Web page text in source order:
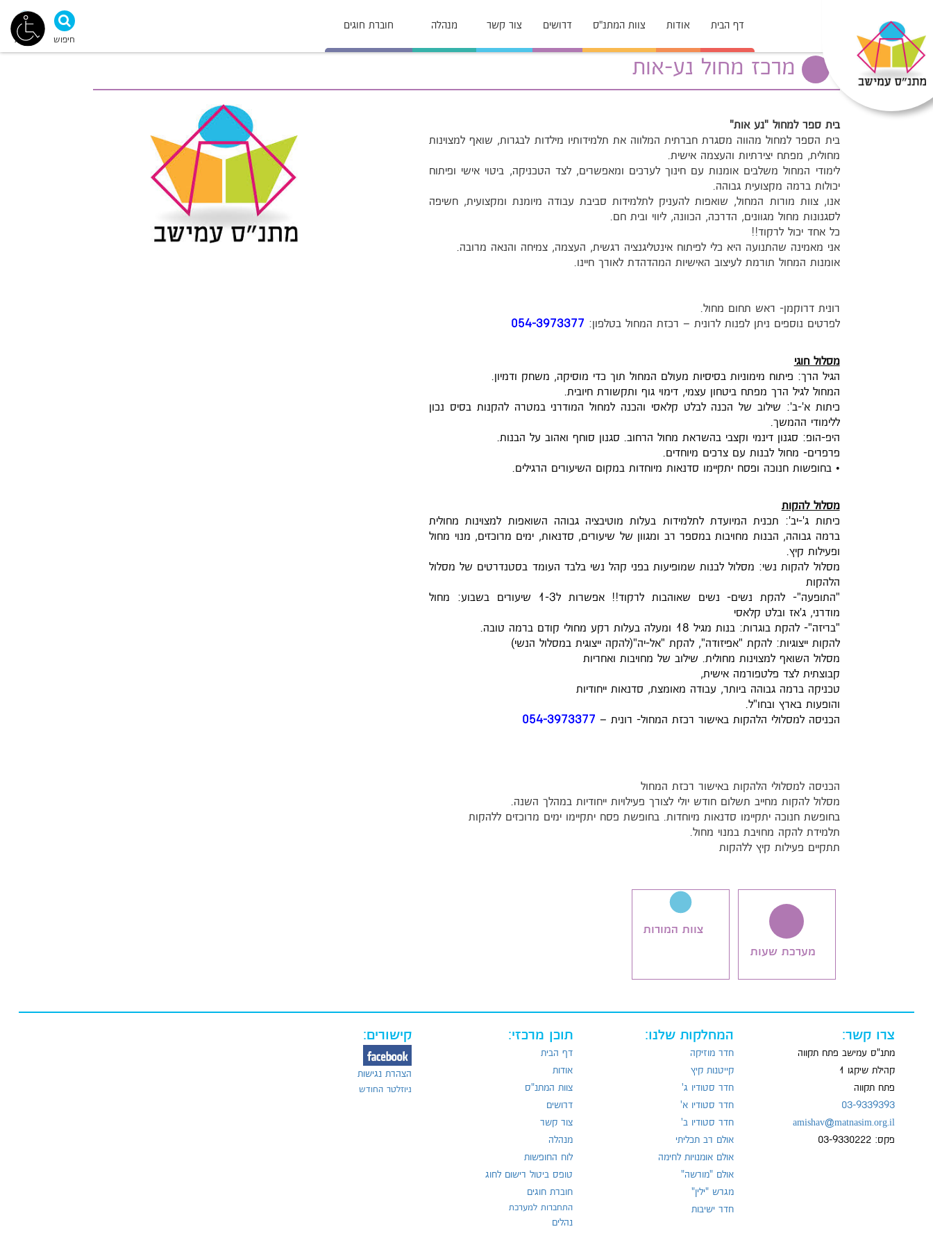
דף הבית אודות צוות המתנ"ס דרושים צור קשר מנהלה חוברת חוגים
נגישות חיפוש
מרכז מחול נע-אות
בית ספר למחול "נע אות"
בית הספר למחול מהווה מסגרת חברתית המלווה את תלמידותיו מילדות לבגרות, שואף למצוינות
מחולית, מפתח יצירתיות והעצמה אישית.
לימודי המחול משלבים אומנות עם חינוך לערכים ומאפשרים, לצד הטכניקה, ביטוי אישי ופיתוח
יכולות ברמה מקצועית גבוהה.
אנו, צוות מורות המחול, שואפות להעניק לתלמידות סביבת עבודה מיומנת ומקצועית, חשיפה
לסגנונות מחול מגוונים, הדרכה, הכוונה, ליווי ובית חם.
כל אחד יכול לרקוד!!
אני מאמינה שהתנועה היא כלי לפיתוח אינטליגנציה רגשית, העצמה, צמיחה והנאה מרובה.
אומנות המחול תורמת לעיצוב האישיות המהדהדת לאורך חיינו.
רונית דרוקמן- ראש תחום מחול.
לפרטים נוספים ניתן לפנות לרונית – רכזת המחול בטלפון:
מסלול חוגי
הגיל הרך: פיתוח מימוניות בסיסיות מעולם המחול תוך כדי מוסיקה, משחק ודמיון.
המחול לגיל הרך מפתח ביטחון עצמי, דימוי גוף ותקשורת חיובית.
כיתות א'-ב': שילוב של הכנה לבלט קלאסי והכנה למחול המודרני במטרה להקנות בסיס נכון
ללימודי ההמשך.
היפ-הופ: סגנון דינמי וקצבי בהשראת מחול הרחוב. סגנון סוחף ואהוב על הבנות.
פרפרים- מחול לבנות עם צרכים מיוחדים.
• בחופשות חנוכה ופסח יתקיימו סדנאות מיוחדות במקום השיעורים הרגילים.
מסלול להקות
כיתות ג'-יב': תכנית המיועדת לתלמידות בעלות מוטיבציה גבוהה השואפות למצוינות מחולית
ברמה גבוהה, הבנות מחויבות במספר רב ומגוון של שיעורים, סדנאות, ימים מרוכזים, מנוי מחול
ופעילות קיץ.
מסלול להקות נשי: מסלול לבנות שמופיעות בפני קהל נשי בלבד העומד בסטנדרטים של מסלול
הלהקות
"התופעה"- להקת נשים- נשים שאוהבות לרקוד!! אפשרות ל1-3 שיעורים בשבוע: מחול
מודרני, ג'אז ובלט קלאסי
"בריזה"- להקת בוגרות: בנות מגיל 18 ומעלה בעלות רקע מחולי קודם ברמה טובה.
להקות ייצוגיות: להקת "אפיזודה", להקת "אל-יה"(להקה ייצוגית במסלול הנשי)
מסלול השואף למצוינות מחולית. שילוב של מחויבות ואחריות
קבוצתית לצד פלטפורמה אישית,
טכניקה ברמה גבוהה ביותר, עבודה מאומצת, סדנאות ייחודיות
והופעות בארץ ובחו"ל.
הכניסה למסלולי הלהקות באישור רכזת המחול- רונית – 054-3973377
הכניסה למסלולי הלהקות באישור רכזת המחול
מסלול להקות מחייב תשלום חודש יולי לצורך פעילויות ייחודיות במהלך השנה.
בחופשת חנוכה יתקיימו סדנאות מיוחדות. בחופשת פסח יתקיימו ימים מרוכזים ללהקות
תלמידת להקה מחויבת במנוי מחול.
תתקיים פעילות קיץ ללהקות
מערכת שעות
צוות המורות
צרו קשר:
מתנ"ס עמישב פתח תקווה
קהילת שיקגו 1
פתח תקווה
03-9339393
amishav@matnasim.org.il
פקס: 03-9330222
המחלקות שלנו:
חדר מוזיקה
קייטנות קיץ
חדר סטודיו ג'
חדר סטודיו א'
חדר סטודיו ב'
אולם רב תכליתי
אולם אומנויות לחימה
אולם "מורשה"
מגרש "ילין"
חדר ישיבות
תוכן מרכזי:
דף הבית
אודות
צוות המתנ"ס
דרושים
צור קשר
מנהלה
לוח החופשות
טופס ביטול רישום לחוג
חוברת חוגים
התחברות למערכת
נהלים
קישורים:
הצהרת נגישות
ניוזלטר החודש